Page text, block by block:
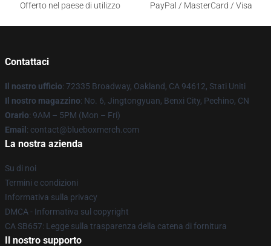
Offerto nel paese di utilizzo
PayPal / MasterCard / Visa
Contattaci
Il nostro ufficio: 72335 Broadway, Oakland, CA 94612, Stati Uniti
Il nostro magazzino: No. 6, Jingtongyuan, Benxi City, Pechino, CN
Orario: 9AM – 5PM (Mon – Fri)
Email : contact@blueboxmerch.com
La nostra azienda
Su di noi
Termini e condizioni
Informativa sulla privacy
DMCA - Informativa sul copyright
CA SB657: Legge sulla trasparenza della catena di fornitura
Il nostro supporto